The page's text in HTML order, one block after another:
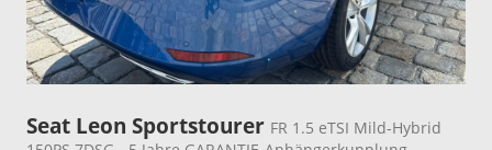
Seat Leon Sportstourer FR 1.5 eTSI Mild-Hybrid